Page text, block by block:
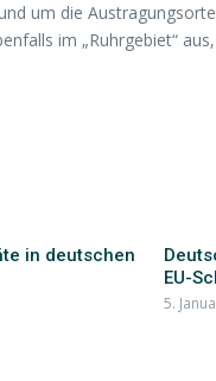
um die
im „Ruhrgebiet“
in deutschen
EU-
5.